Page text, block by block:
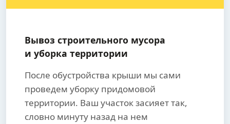
Вывоз строительного мусора
и уборка территории
После обустройства крыши мы сами
проведем уборку придомовой
территории. Ваш участок засияет так,
словно минуту назад на нем